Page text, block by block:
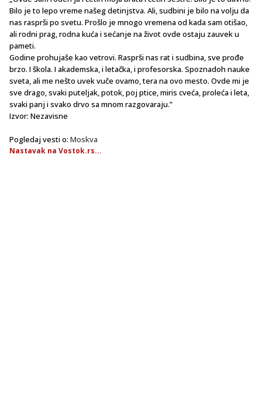
Bilo je to lepo vreme našeg detinjstva. Ali, sudbini je bilo na volju da
nas rasprši po svetu. Prošlo je mnogo vremena od kada sam otišao,
ali rodni prag, rodna kuća i sećanje na život ovde ostaju zauvek u
pameti.
Godine prohujaše kao vetrovi. Rasprši nas rat i sudbina, sve prođe
brzo. I škola. I akademska, i letačka, i profesorska. Spoznadoh nauke
sveta, ali me nešto uvek vuče ovamo, tera na ovo mesto. Ovde mi je
sve drago, svaki puteljak, potok, poj ptice, miris cveća, proleća i leta,
svaki panj i svako drvo sa mnom razgovaraju.”
Izvor: Nezavisne
Pogledaj vesti o: Moskva
Nastavak na Vostok.rs...